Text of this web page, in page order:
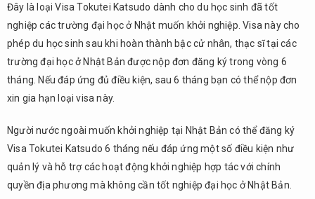
Đây là loại Visa Tokutei Katsudo dành cho du học sinh đã tốt
nghiệp các trường đại học ở Nhật muốn khởi nghiệp. Visa này cho
phép du học sinh sau khi hoàn thành bậc cử nhân, thạc sĩ tại các
trường đại học ở Nhật Bản được nộp đơn đăng ký trong vòng 6
tháng. Nếu đáp ứng đủ điều kiện, sau 6 tháng bạn có thể nộp đơn
xin gia hạn loại visa này.
Người nước ngoài muốn khởi nghiệp tại Nhật Bản có thể đăng ký
Visa Tokutei Katsudo 6 tháng nếu đáp ứng một số điều kiện như
quản lý và hỗ trợ các hoạt động khởi nghiệp hợp tác với chính
quyền địa phương mà không cần tốt nghiệp đại học ở Nhật Bản.